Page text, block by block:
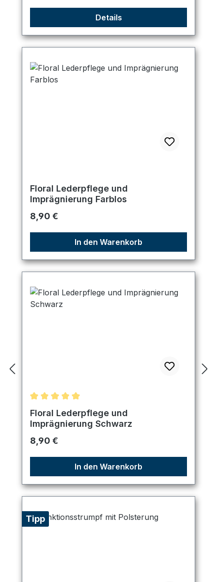
Details
Floral Lederpflege und
Imprägnierung Farblos
Regulärer Preis:
8,90 €
In den Warenkorb
Durchschnittliche Bewertung von 5 von 5 Sternen
Floral Lederpflege und
Imprägnierung Schwarz
Regulärer Preis:
8,90 €
In den Warenkorb
Tipp